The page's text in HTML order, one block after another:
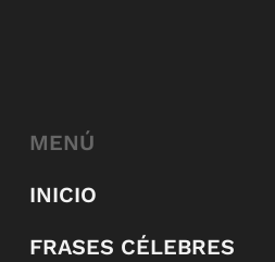
MENÚ
INICIO
FRASES CÉLEBRES